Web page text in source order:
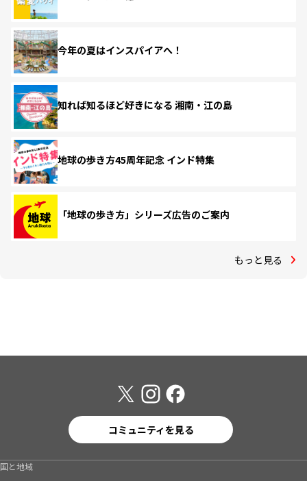
今年の夏はインスパイアへ！
知れば知るほど好きになる 湘南・江の島
地球の歩き方45周年記念 インド特集
「地球の歩き方」シリーズ広告のご案内
もっと見る
コミュニティを見る
国と地域